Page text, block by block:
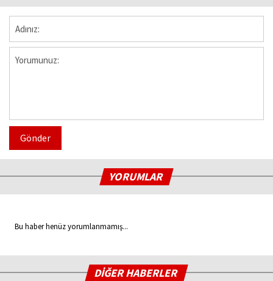
Gönder
YORUMLAR
Bu haber henüz yorumlanmamış...
DİĞER HABERLER